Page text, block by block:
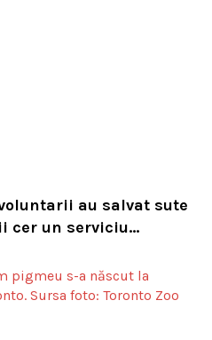
au salvat sute
cer un serviciu